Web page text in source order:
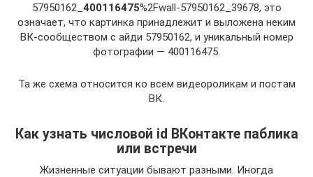
57950162_ 400116475%2Fwall-57950162_39678, это
означает, что картинка принадлежит и выложена неким
ВК-сообществом с айди 57950162, и уникальный номер
фотографии — 400116475.
Та же схема относится ко всем видеороликам и постам
ВК.
Как узнать числовой id ВКонтакте паблика
или встречи
Жизненные ситуации бывают разными. Иногда